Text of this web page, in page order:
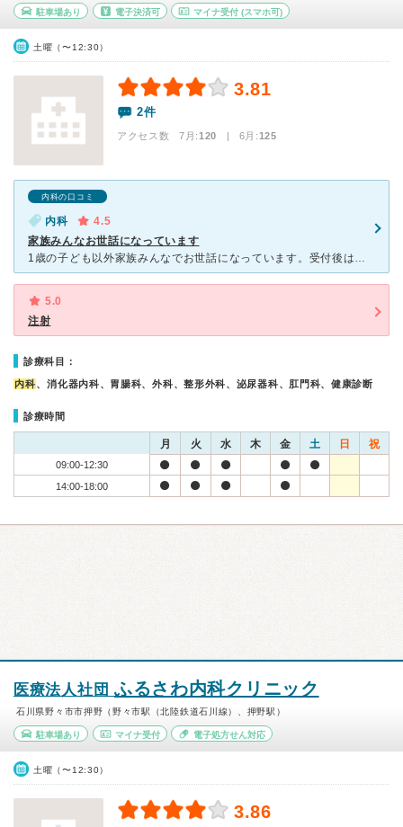
駐車場あり 電子決済可 マイナ受付 (スマホ可)
土曜（〜12:30）
3.81
2件
アクセス数 7月:120 | 6月:125
内科の口コミ
内科
4.5
家族みんなお世話になっています
1歳の子ども以外家族みんなでお世話になっています。受付後はまず検尿をします。咳がでる場合はマスク着用必須でしていない場合は受付で購入しなければならず、胃腸炎が疑われる場合は受付、トイレに置かれた消毒液
5.0
注射
診療科目：
内科、消化器内科、胃腸科、外科、整形外科、泌尿器科、肛門科、健康診断
診療時間
月 火 水 木 金 土 日 祝
09:00-12:30
14:00-18:00
医療法人社団 ふるさわ内科クリニック
石川県野々市市押野（野々市駅（北陸鉄道石川線）、押野駅）
駐車場あり マイナ受付 電子処方せん対応
土曜（〜12:30）
3.86